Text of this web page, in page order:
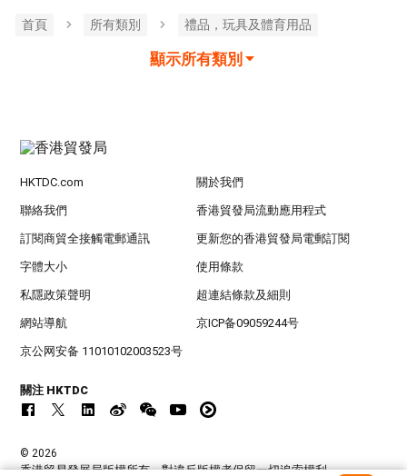
首頁 所有類別 禮品，玩具及體育用品
顯示所有類別
HKTDC.com 關於我們
聯絡我們 香港貿發局流動應用程式
訂閱商貿全接觸電郵通訊 更新您的香港貿發局電郵訂閱
字體大小 使用條款
私隱政策聲明 超連結條款及細則
網站導航 京ICP备09059244号
京公网安备 11010102003523号
關注 HKTDC
© 2026
香港貿易發展局版權所有，對違反版權者保留一切追索權利 。